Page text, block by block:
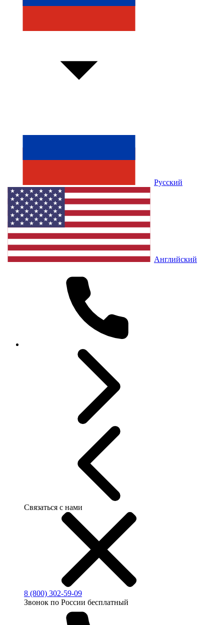
Русский
Английский
Связаться с нами
8 (800) 302-59-09
Звонок по России бесплатный